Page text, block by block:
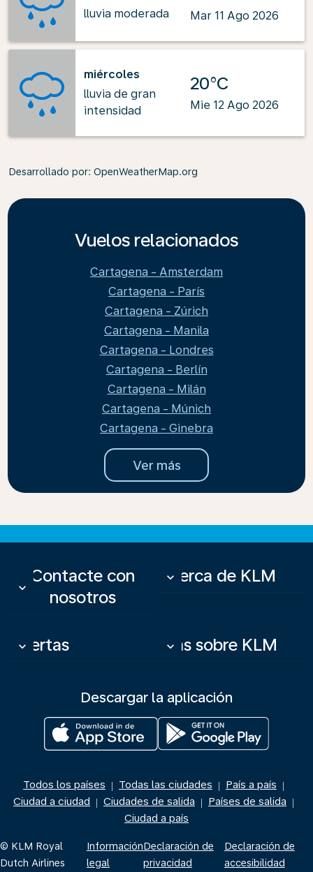
lluvia moderada
Mar 11 Ago 2026
miércoles
lluvia de gran
intensidad
20°C
Mie 12 Ago 2026
Desarrollado por: OpenWeatherMap.org
Vuelos relacionados
Cartagena - Amsterdam
Cartagena - París
Cartagena - Zúrich
Cartagena - Manila
Cartagena - Londres
Cartagena - Berlín
Cartagena - Milán
Cartagena - Múnich
Cartagena - Ginebra
Ver más
Contacte con
nosotros
keyboard_arrow_down
Acerca de KLM
keyboard_arrow_down
Ofertas
keyboard_arrow_down Más sobre KLM
keyboard_arrow_down
Descargar la aplicación
Todos los países | Todas las ciudades | País a país |
Ciudad a ciudad | Ciudades de salida | Países de salida |
Ciudad a país
© KLM Royal
Dutch Airlines
Información
legal
Declaración de
privacidad
Declaración de
accesibilidad